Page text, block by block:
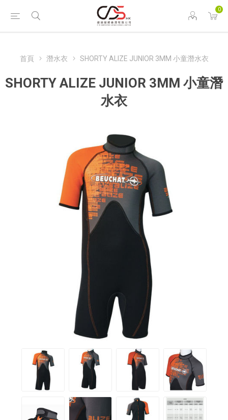
0
首頁 潛水衣 SHORTY ALIZE JUNIOR 3MM 小童潛水衣
SHORTY ALIZE JUNIOR 3MM 小童潛
水衣